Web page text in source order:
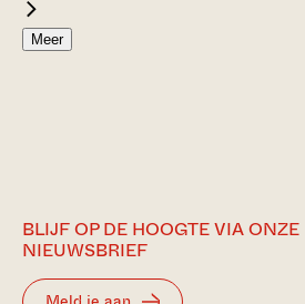
Meer
BLIJF OP DE HOOGTE VIA ONZE
NIEUWSBRIEF